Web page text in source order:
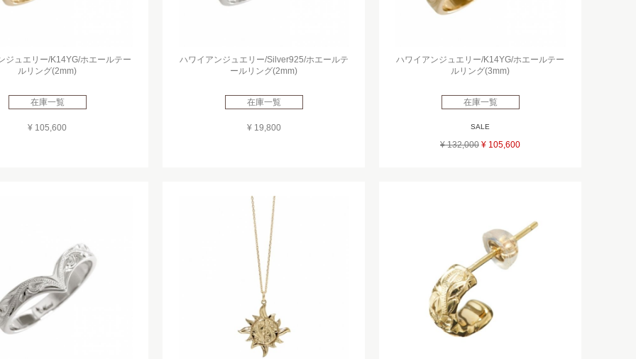
ジュエリー/K14YG/ホエールテー
ルリング(2mm)
在庫一覧
¥ 105,600
ハワイアンジュエリー/Silver925/ホエールテ
ールリング(2mm)
在庫一覧
¥ 19,800
ハワイアンジュエリー/K14YG/ホエールテー
ルリング(3mm)
在庫一覧
SALE
¥ 132,000 ¥ 105,600